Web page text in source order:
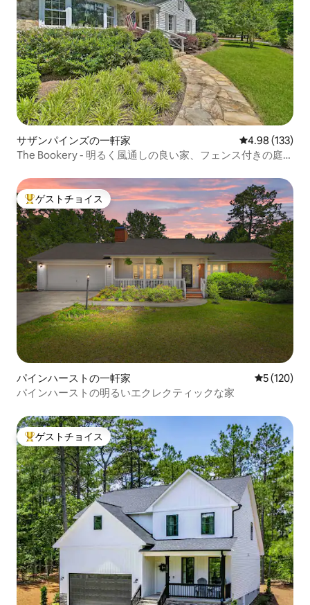
サザンパインズの一軒家 レビュー133
4.98 (133)
The Bookery - 明るく風通しの良い家、フェンス付きの庭付
大好評のゲストチョイスです。
ゲストチョイス
パインハーストの一軒家 レビュー
5 (120)
パインハーストの明るいエクレクティックな家
大好評のゲストチョイスです。
ゲストチョイス